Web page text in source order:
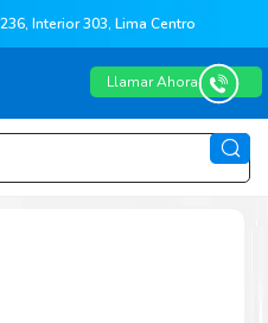
Interior 303, Lima Centro
Llamar Ahora